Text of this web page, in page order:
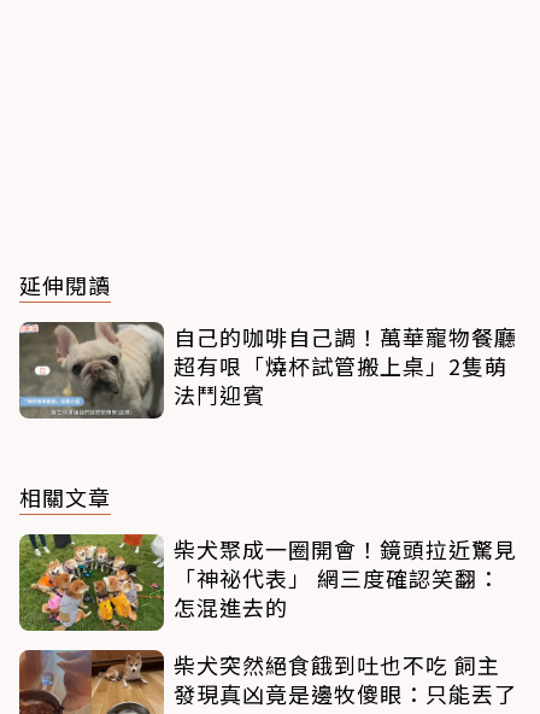
延伸閱讀
自己的咖啡自己調！萬華寵物餐廳
超有哏「燒杯試管搬上桌」2隻萌
法鬥迎賓
相關文章
柴犬聚成一圈開會！鏡頭拉近驚見
「神祕代表」 網三度確認笑翻：
怎混進去的
柴犬突然絕食餓到吐也不吃 飼主
發現真凶竟是邊牧傻眼：只能丟了